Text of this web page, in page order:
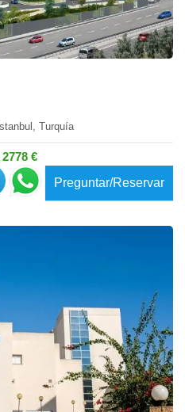
Turquía
€
Preguntar/Reservar